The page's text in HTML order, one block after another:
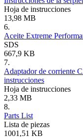
Hoja de instrucciones
13,98 MB
6.
Aceite Extreme
SDS
667,9 KB
7.
Adaptador de corriente
instrucciones
Hoja de instrucciones
2,33 MB
8.
Parts List
Lista de piezas
1001,51 KB